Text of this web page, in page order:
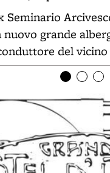
grande
del